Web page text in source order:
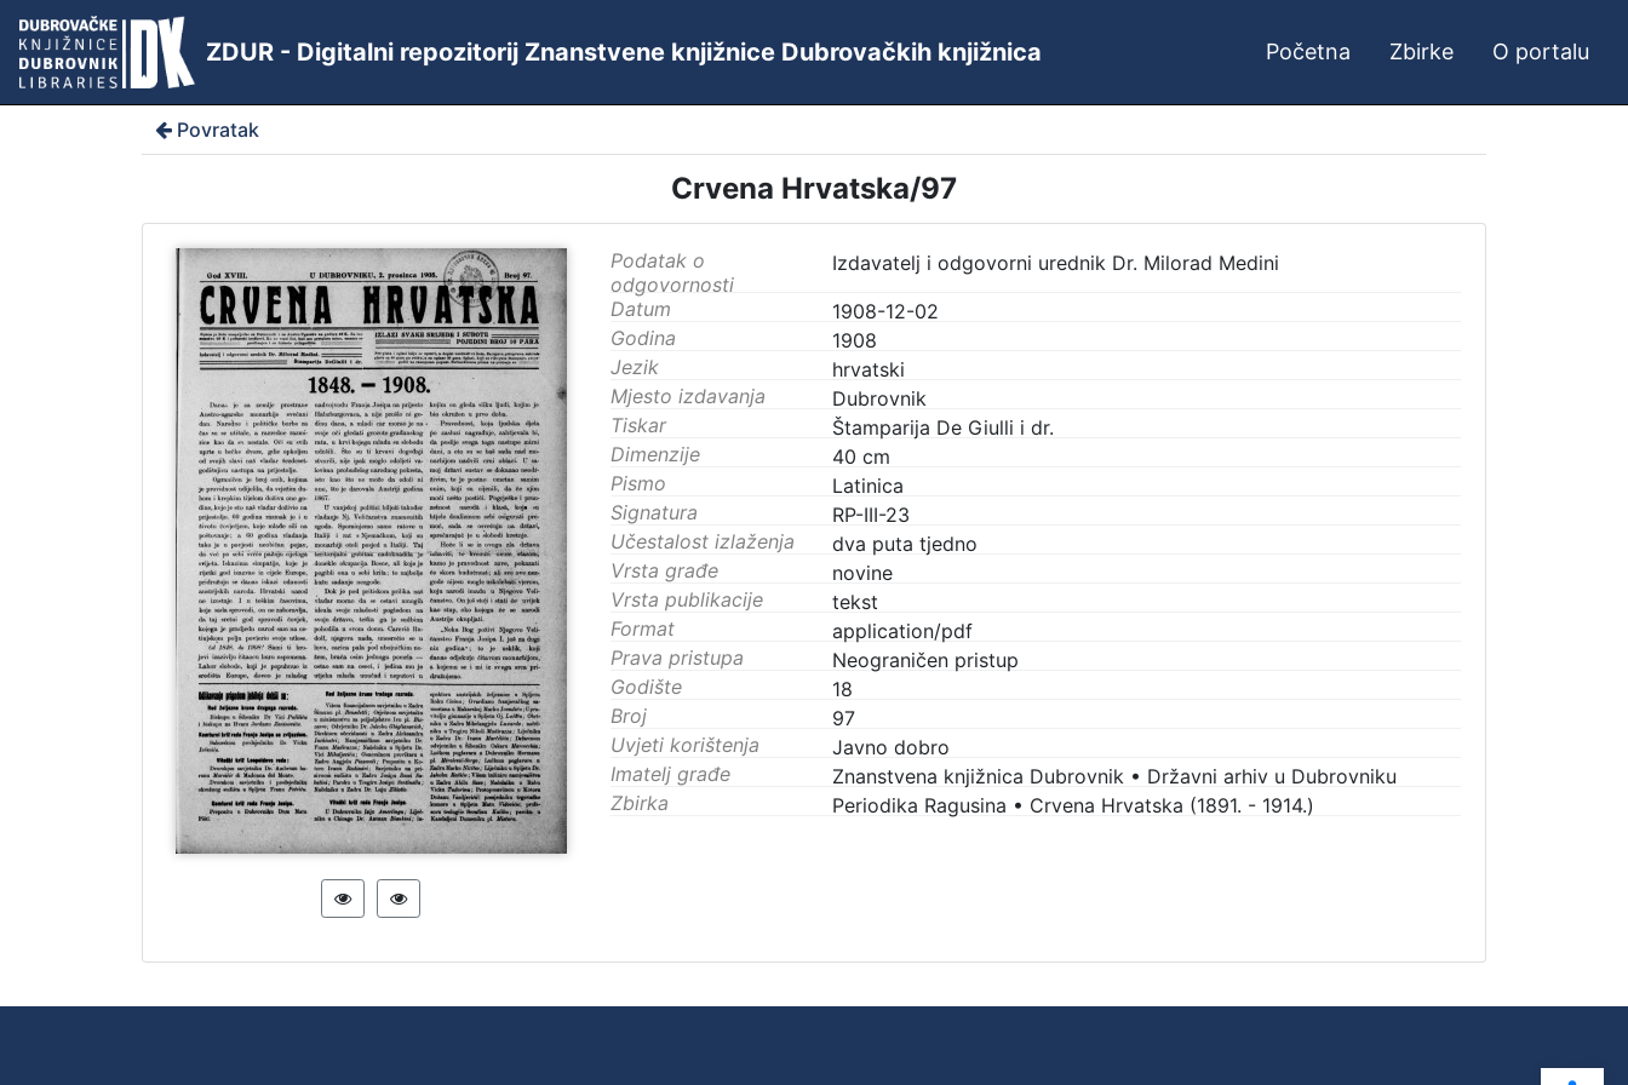
ZDUR - Digitalni repozitorij Znanstvene knjižnice Dubrovačkih knjižnica Početna Zbirke O portalu
Povratak
Crvena Hrvatska/97
Podatak o
odgovornosti
Izdavatelj i odgovorni urednik Dr. Milorad Medini
Datum
1908-12-02
Godina
1908
Jezik
hrvatski
Mjesto izdavanja
Dubrovnik
Tiskar
Štamparija De Giulli i dr.
Dimenzije
40 cm
Pismo
Latinica
Signatura
RP-III-23
Učestalost izlaženja
dva puta tjedno
Vrsta građe
novine
Vrsta publikacije
tekst
Format
application/pdf
Prava pristupa
Neograničen pristup
Godište
18
Broj
97
Uvjeti korištenja
Javno dobro
Imatelj građe
Znanstvena knjižnica Dubrovnik • Državni arhiv u Dubrovniku
Zbirka
Periodika Ragusina • Crvena Hrvatska (1891. - 1914.)